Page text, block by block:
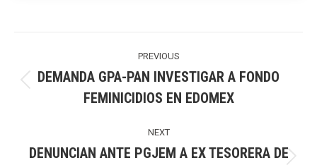
PREVIOUS
post:
DEMANDA GPA-PAN INVESTIGAR A FONDO
FEMINICIDIOS EN EDOMEX
NEXT
DENUNCIAN ANTE PGJEM A EX TESORERA DE